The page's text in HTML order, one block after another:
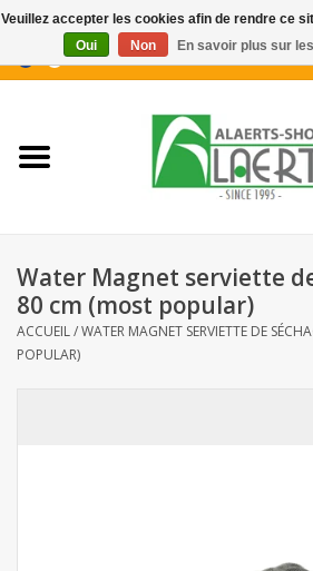
Nouveautés
Biscuits pour le café
Confiserie
Water Magnet serviette
80 cm (most popular)
ACCUEIL/WATER MAGNET SERVIETTE DE
POPULAR)
Veuillez accepter les cookies afin de rendre ce
Oui
Non En savoir plus sur